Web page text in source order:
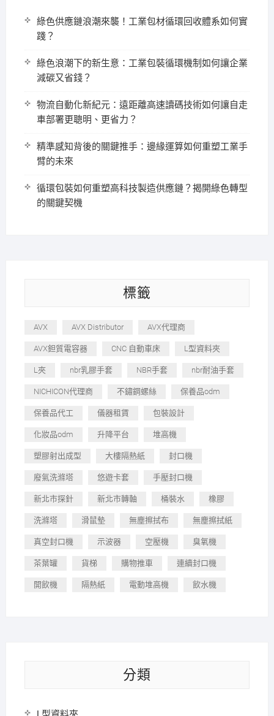
綠色供應鏈浪潮來襲！工業包材循環回收體系如何實
踐？
綠色浪潮下的新生意：工業包裝循環機制如何讓企業
減碳又省錢？
物流自動化新紀元：遠距離高速讀碼技術如何讓自走
車部署更聰明、更省力？
精準感知背後的關鍵推手：邊緣運算如何重塑工業手
臂的未來
循環包裝如何重塑高科技製造供應鏈？揭開綠色轉型
的關鍵契機
標籤
AVX AVX Distributor AVX代理商
AVX鉭質電容器 CNC 自動車床 L型資料夾
L夾 nbr乳膠手套 NBR手套 nbr耐油手套
NICHICON代理商 不鏽鋼螺絲 保養品odm
保養品代工 儀器租賃 包裝設計
化妝品odm 升降平台 堆高機
塑膠射出成型 大樓隔熱紙 封口機
廢氣洗滌塔 悠遊卡套 手壓封口機
新北市探針 新北市轉軸 桶裝水 橡膠
洗滌塔 滑鼠墊 無塵擦拭布 無塵擦拭紙
真空封口機 示波器 空壓機 臭氧機
茶葉罐 貨梯 購物推車 連續封口機
開飲機 隔熱紙 電動堆高機 飲水機
分類